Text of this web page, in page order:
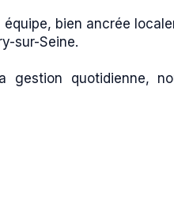
équipe, bien ancrée
sur-Seine.
quotidienne,